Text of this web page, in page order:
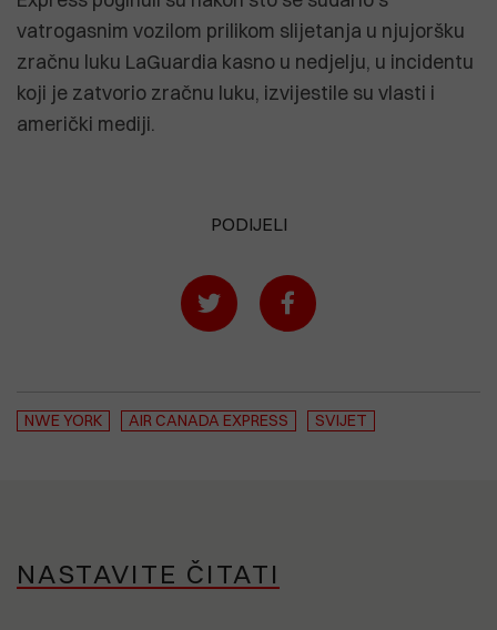
vatrogasnim vozilom prilikom slijetanja u njujoršku
zračnu luku LaGuardia kasno u nedjelju, u incidentu
koji je zatvorio zračnu luku, izvijestile su vlasti i
američki mediji.
PODIJELI
NWE YORK AIR CANADA EXPRESS SVIJET
NASTAVITE ČITATI